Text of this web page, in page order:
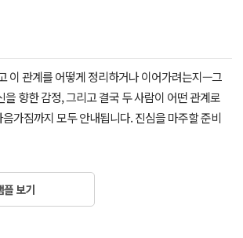
이 관계를 어떻게 정리하거나 이어가려는지—그
향한 감정, 그리고 결국 두 사람이 어떤 관계로
가짐까지 모두 안내됩니다. 진심을 마주할 준비
보기